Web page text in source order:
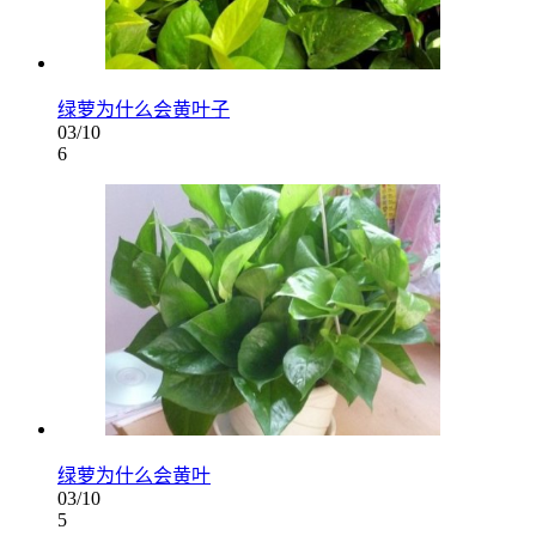
绿萝为什么会黄叶子
03/10
6
绿萝为什么会黄叶
03/10
5